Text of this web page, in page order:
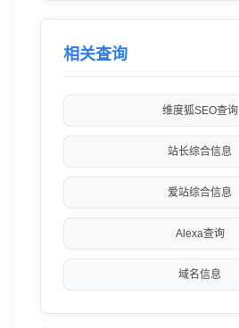
相关查询
维度狐SEO查询
站长综合信息
爱站综合信息
Alexa查询
域名信息